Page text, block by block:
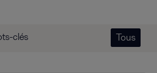
clés Tous